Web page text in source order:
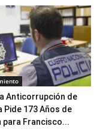
Anticorrupción de
Pide 173 Años de
para Francisco...